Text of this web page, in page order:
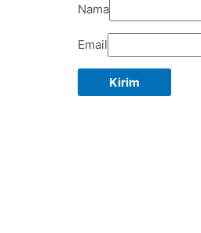
Nama
Email